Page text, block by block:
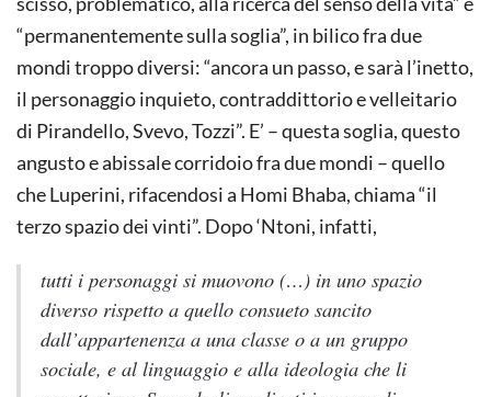
“permanentemente sulla soglia”, in bilico fra due
mondi troppo diversi: “ancora un passo, e sarà l’inetto,
il personaggio inquieto, contraddittorio e velleitario
di Pirandello, Svevo, Tozzi”. E’ – questa soglia, questo
angusto e abissale corridoio fra due mondi – quello
che Luperini, rifacendosi a Homi Bhaba, chiama “il
terzo spazio dei vinti”. Dopo ‘Ntoni, infatti,
tutti i personaggi si muovono (…) in uno spazio
diverso rispetto a quello consueto sancito
dall’appartenenza a una classe o a un gruppo
sociale, e al linguaggio e alla ideologia che li